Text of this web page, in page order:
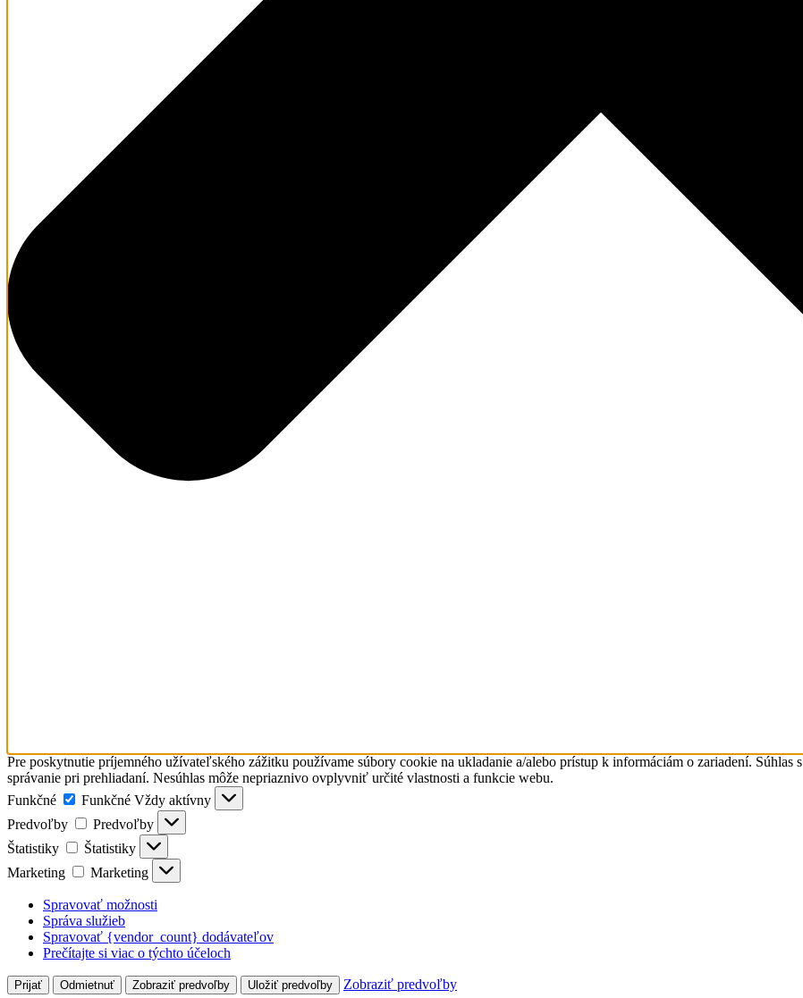
Pre poskytnutie príjemného užívateľského zážitku používame súbory cookie na ukladanie a/alebo prístup k informáciám o zariadení. Súhlas
správanie pri prehliadaní. Nesúhlas môže nepriaznivo ovplyvniť určité vlastnosti a funkcie webu.
Funkčné
Funkčné Vždy aktívny
Predvoľby
Predvoľby
Štatistiky
Štatistiky
Marketing
Marketing
Spravovať možnosti
Správa služieb
Spravovať {vendor_count} dodávateľov
Prečítajte si viac o týchto účeloch
Prijať Odmietnuť Zobraziť predvoľby Uložiť predvoľby Zobraziť predvoľby